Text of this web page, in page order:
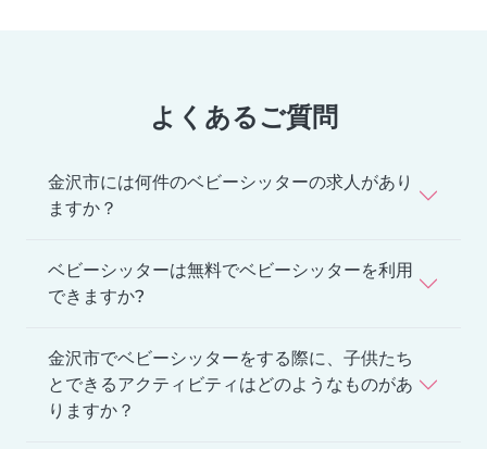
よくあるご質問
金沢市には何件のベビーシッターの求人があり
ますか？
ベビーシッターは無料でベビーシッターを利用
できますか?
金沢市でベビーシッターをする際に、子供たち
とできるアクティビティはどのようなものがあ
りますか？